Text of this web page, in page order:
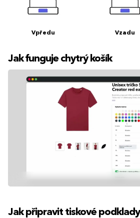
Vpředu Vzadu
Jak funguje chytrý košík
Jak připravit tiskové podklady